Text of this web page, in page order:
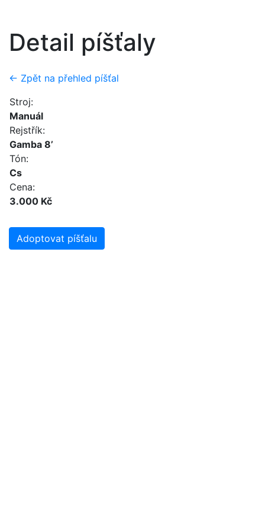
Detail píšťaly
← Zpět na přehled píšťal
Stroj:
Manuál
Rejstřík:
Gamba 8’
Tón:
Cs
Cena:
3.000 Kč
Adoptovat píšťalu